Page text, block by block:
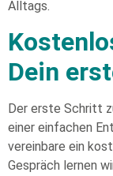
Alltags.
Dein
Der erste Schritt
einer einfachen
vereinbare ein
Gespräch lernen